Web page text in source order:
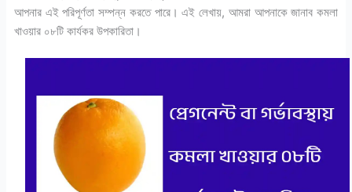
আপনার এই পরিপূর্ণতা সম্পন্ন করতে পারে। এই লেখায়, আমরা আপনাকে জানাব কমলা
খাওয়ার ০৮টি কার্যকর উপকারিতা।